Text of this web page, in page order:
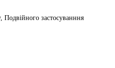
Подвійного застосуванння